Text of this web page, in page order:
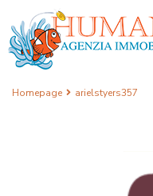
Homepage arielstyers357